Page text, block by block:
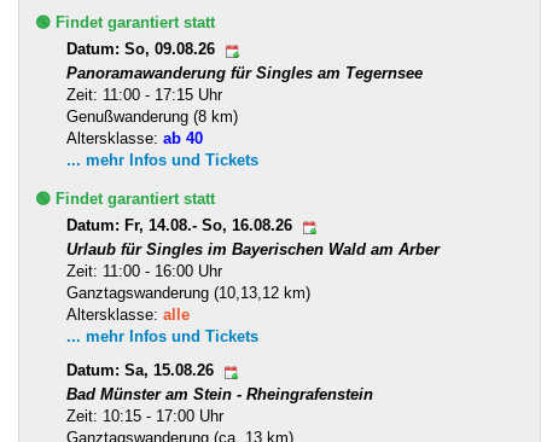
🟢 Findet garantiert statt
Datum: So, 09.08.26
Panoramawanderung für Singles am Tegernsee
Zeit: 11:00 - 17:15 Uhr
Genußwanderung (8 km)
Altersklasse: ab 40
... mehr Infos und Tickets
🟢 Findet garantiert statt
Datum: Fr, 14.08.- So, 16.08.26
Urlaub für Singles im Bayerischen Wald am Arber
Zeit: 11:00 - 16:00 Uhr
Ganztagswanderung (10,13,12 km)
Altersklasse: alle
... mehr Infos und Tickets
Datum: Sa, 15.08.26
Bad Münster am Stein - Rheingrafenstein
Zeit: 10:15 - 17:00 Uhr
Ganztagswanderung (ca. 13 km)